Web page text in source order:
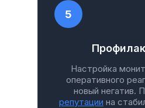
5
Настройка
оперативного
новый негатив.
репутации на